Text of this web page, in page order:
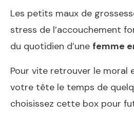
Les petits maux de
stress de l’accouchement
du quotidien d’une femme
Pour vite retrouver le moral
votre tête le temps de
choisissez cette box pour